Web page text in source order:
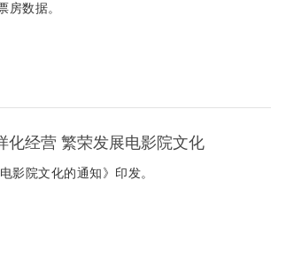
房数据。
化经营 繁荣发展电影院文化
影院文化的通知》印发。